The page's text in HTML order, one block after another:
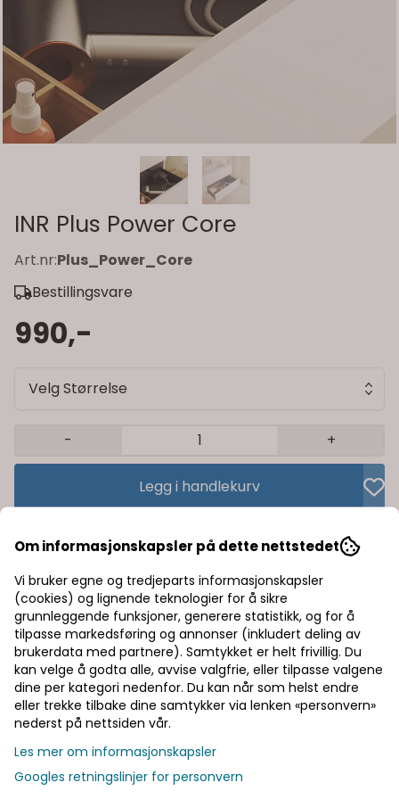
INR Plus Power Core
Art.nr:Plus_Power_Core
Bestillingsvare
990,-
Velg Størrelse
- +
Legg i handlekurv
Trygg handel med Klarna/Vipps
Rask levering av lagervarer
Halv pris på frakt
Informasjon
Produsent
Om informasjonskapsler på dette nettstedet
Vi bruker egne og tredjeparts informasjonskapsler
(cookies) og lignende teknologier for å sikre
grunnleggende funksjoner, generere statistikk, og for å
tilpasse markedsføring og annonser (inkludert deling av
brukerdata med partnere). Samtykket er helt frivillig. Du
kan velge å godta alle, avvise valgfrie, eller tilpasse valgene
dine per kategori nedenfor. Du kan når som helst endre
eller trekke tilbake dine samtykker via lenken «personvern»
nederst på nettsiden vår.
Les mer om informasjonskapsler
Googles retningslinjer for personvern